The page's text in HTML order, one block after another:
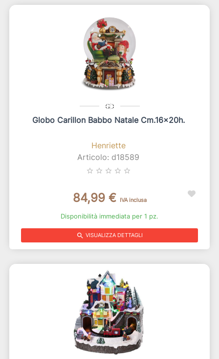
Globo Carillon Babbo Natale Cm.16x20h.
Henriette
Articolo: d18589
star_border star_border star_border star_border star_border
84,99 € IVA inclusa
Disponibilità immediata per 1 pz.
search VISUALIZZA DETTAGLI